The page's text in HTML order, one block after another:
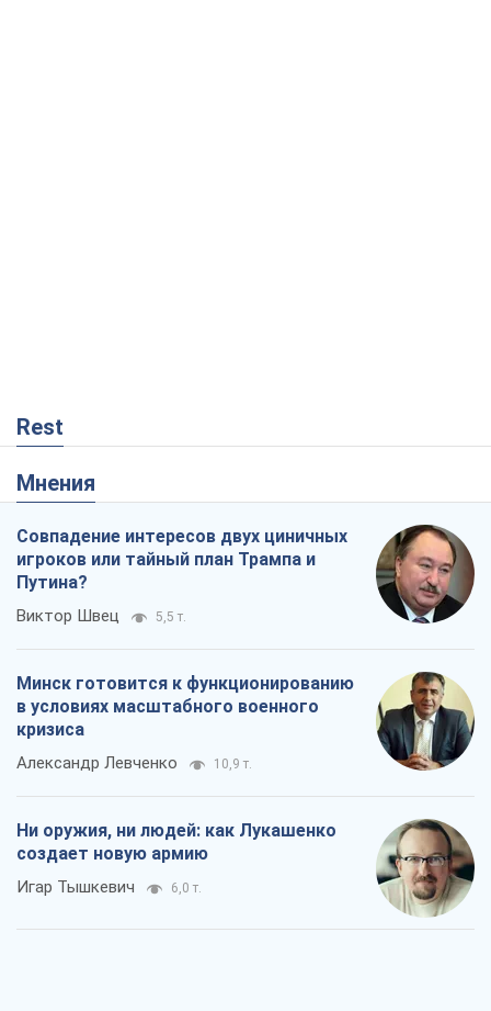
Rest
Мнения
Совпадение интересов двух циничных
игроков или тайный план Трампа и
Путина?
Виктор Швец 5,5 т.
Минск готовится к функционированию
в условиях масштабного военного
кризиса
Александр Левченко 10,9 т.
Ни оружия, ни людей: как Лукашенко
создает новую армию
Игар Тышкевич 6,0 т.